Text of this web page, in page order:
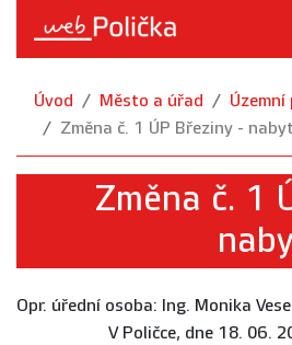
Úvod Město a úřad
Změna č. 1 ÚP Březiny -
Změna č. 1
Opr. úřední osoba: Ing.
V Poličce, dne 18. 06.